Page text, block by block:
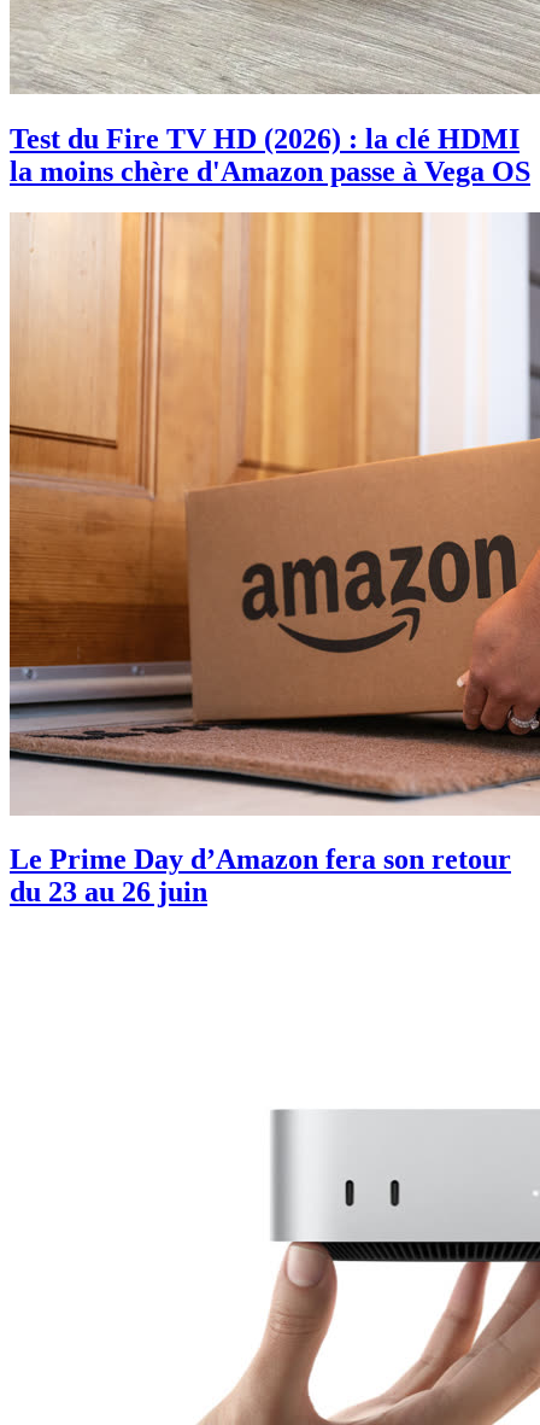
Test du Fire TV HD (2026) : la clé HDMI
la moins chère d'Amazon passe à Vega OS
Le Prime Day d’Amazon fera son retour
du 23 au 26 juin